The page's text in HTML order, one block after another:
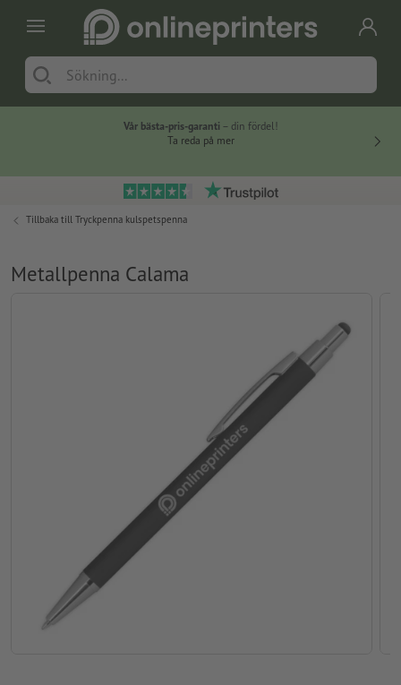
Vår bästa-pris-garanti – din fördel!
Ta reda på mer
Tillbaka till Tryckpenna kulspetspenna
Metallpenna Calama